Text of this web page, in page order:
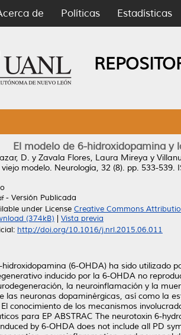
de Políticas Estadísticas
El modelo de 6-hidroxidopamina y
D. y Zavala Flores, Laura Mireya y
modelo. Neurología, 32 (8). pp. 533-539.
- Versión Publicada
under License Creative Commons
(374kB)
Vista previa
http://doi.org/10.1016/j.nrl.2015.06.011
hidroxidopamina (6-OHDA) ha sido utilizado
inducido por la 6-OHDA no
la neuroinflamación y la
las neuronas dopaminérgicas, así como la
conocimiento de los mecanismos
para EP ABSTRAC The neurotoxin 6-
by 6-OHDA does not include all PD